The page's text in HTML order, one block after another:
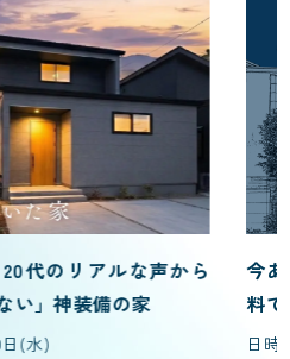
代のリアルな声から
い」神装備の家
(水)
今
料
日時